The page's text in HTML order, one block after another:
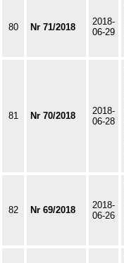
80 Nr 71/2018
2018-
06-29
81 Nr 70/2018
2018-
06-28
82 Nr 69/2018
2018-
06-26